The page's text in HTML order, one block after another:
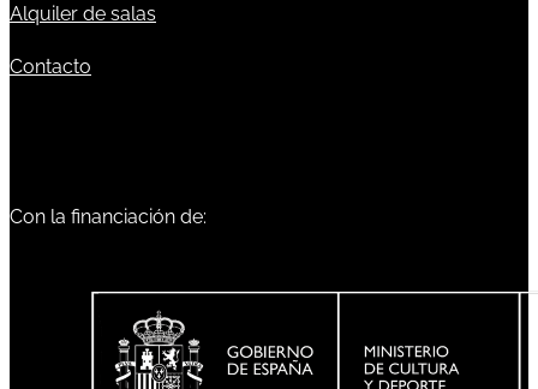
Alquiler de salas
Contacto
Con la financiación de: